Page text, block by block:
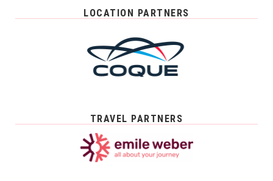
LOCATION PARTNERS
TRAVEL PARTNERS